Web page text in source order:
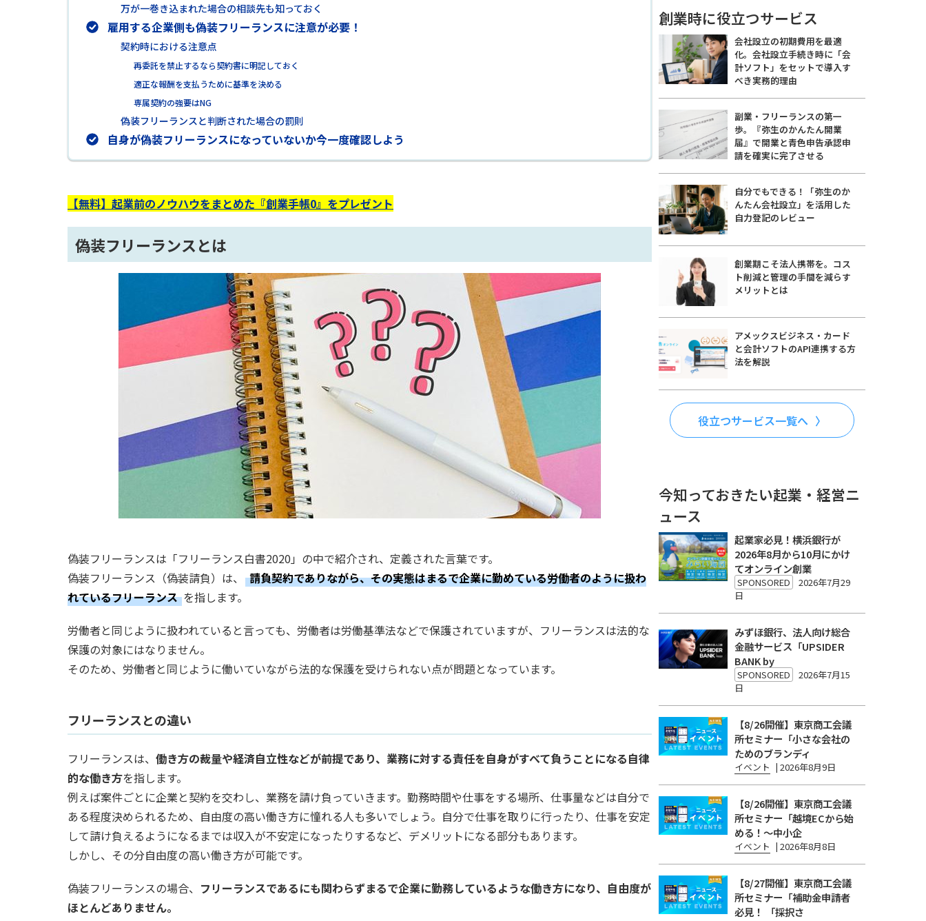
万が一巻き込まれた場合の相談先も知っておく
雇用する企業側も偽装フリーランスに注意が必要！
契約時における注意点
再委託を禁止するなら契約書に明記しておく
適正な報酬を支払うために基準を決める
専属契約の強要はNG
偽装フリーランスと判断された場合の罰則
自身が偽装フリーランスになっていないか今一度確認しよう
【無料】起業前のノウハウをまとめた『創業手帳0』をプレゼント
偽装フリーランスとは
偽装フリーランスは「フリーランス白書2020」の中で紹介され、定義された言葉です。
偽装フリーランス（偽装請負）は、
請負契約でありながら、その実態はまるで企業に勤めている労働者のように扱わ
れているフリーランス を指します。
労働者と同じように扱われていると言っても、労働者は労働基準法などで保護されていますが、フリーランスは法的な
保護の対象にはなりません。
そのため、労働者と同じように働いていながら法的な保護を受けられない点が問題となっています。
フリーランスとの違い
フリーランスは、 働き方の裁量や経済自立性などが前提であり、業務に対する責任を自身がすべて負うことになる自律
的な働き方を指します。
例えば案件ごとに企業と契約を交わし、業務を請け負っていきます。勤務時間や仕事をする場所、仕事量などは自分で
ある程度決められるため、自由度の高い働き方に憧れる人も多いでしょう。自分で仕事を取りに行ったり、仕事を安定
して請け負えるようになるまでは収入が不安定になったりするなど、デメリットになる部分もあります。
しかし、その分自由度の高い働き方が可能です。
偽装フリーランスの場合、 フリーランスであるにも関わらずまるで企業に勤務しているような働き方になり、自由度が
ほとんどありません。
創業時に役立つサービス
会社設立の初期費用を最適
化。会社設立手続き時に「会
計ソフト」をセットで導入す
べき実務的理由
副業・フリーランスの第一
歩。『弥生のかんたん開業
届』で開業と青色申告承認申
請を確実に完了させる
自分でもできる！「弥生のか
んたん会社設立」を活用した
自力登記のレビュー
創業期こそ法人携帯を。コス
ト削減と管理の手間を減らす
メリットとは
アメックスビジネス・カード
と会計ソフトのAPI連携する方
法を解説
役立つサービス一覧へ
今知っておきたい起業・経営ニ
ュース
起業家必見！横浜銀行が
2026年8月から10月にかけ
てオンライン創業
SPONSORED
2026年7月29
日
みずほ銀行、法人向け総合
金融サービス「UPSIDER
BANK by
SPONSORED
2026年7月15
日
【8/26開催】東京商工会議
所セミナー「小さな会社の
ためのブランディ
イベント | 2026年8月9日
【8/26開催】東京商工会議
所セミナー「越境ECから始
める！〜中小企
イベント | 2026年8月8日
【8/27開催】東京商工会議
所セミナー「補助金申請者
必見！ 「採択さ